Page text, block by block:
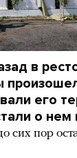
в
его
о нем
сих пор